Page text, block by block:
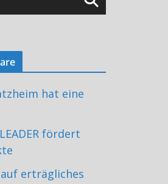
hat eine
LEADER fördert
erträgliches